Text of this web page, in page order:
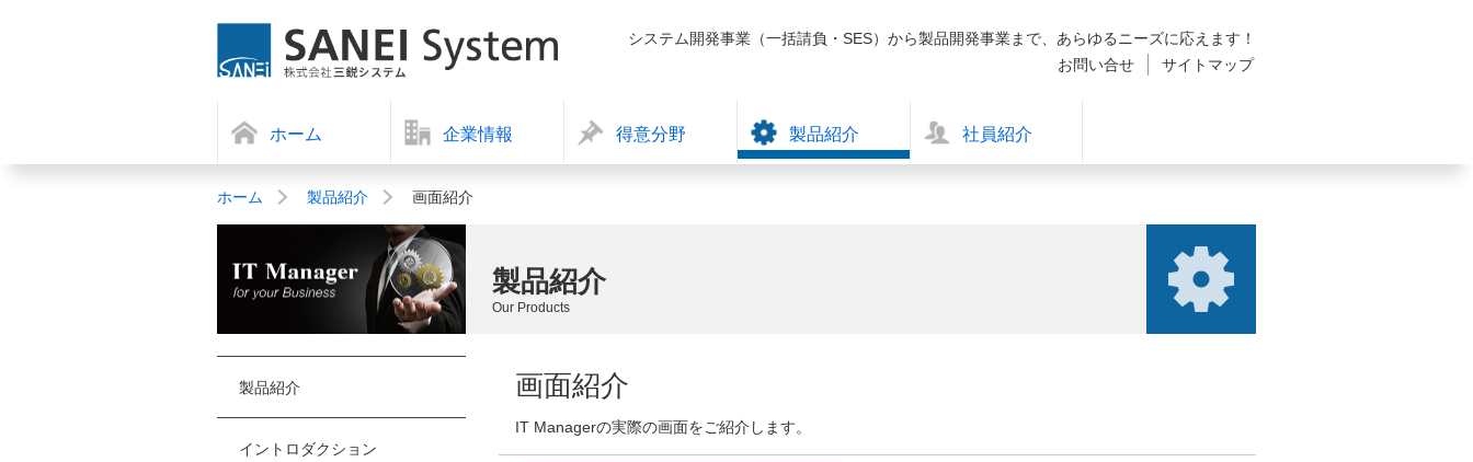
システム開発事業（一括請負・SES）から製品開発事業まで、あらゆるニーズに応えます！
お問い合せ
サイトマップ
ホーム 企業情報 得意分野 製品紹介 社員紹介
ホーム 製品紹介 画面紹介
製品紹介
Our Products
画面紹介
IT Managerの実際の画面をご紹介します。
製品紹介
イントロダクション